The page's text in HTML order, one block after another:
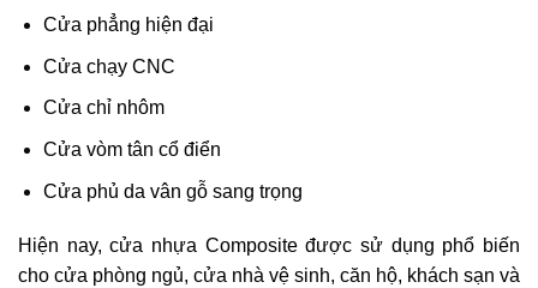
Cửa phẳng hiện đại
Cửa chạy CNC
Cửa chỉ nhôm
Cửa vòm tân cổ điển
Cửa phủ da vân gỗ sang trọng
Hiện nay, cửa nhựa Composite được sử dụng phổ biến
cho cửa phòng ngủ, cửa nhà vệ sinh, căn hộ, khách sạn và